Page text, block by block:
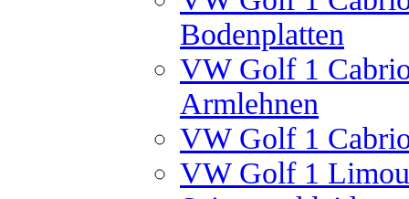
Bodenplatten
VW Golf 1
Armlehnen
VW Golf 1
VW Golf 1